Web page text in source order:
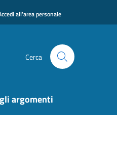
all'area personale
Cerca
argomenti